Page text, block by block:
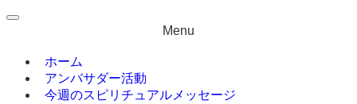
Menu
ホーム
アンバサダー活動
今週のスピリチュアルメッセージ